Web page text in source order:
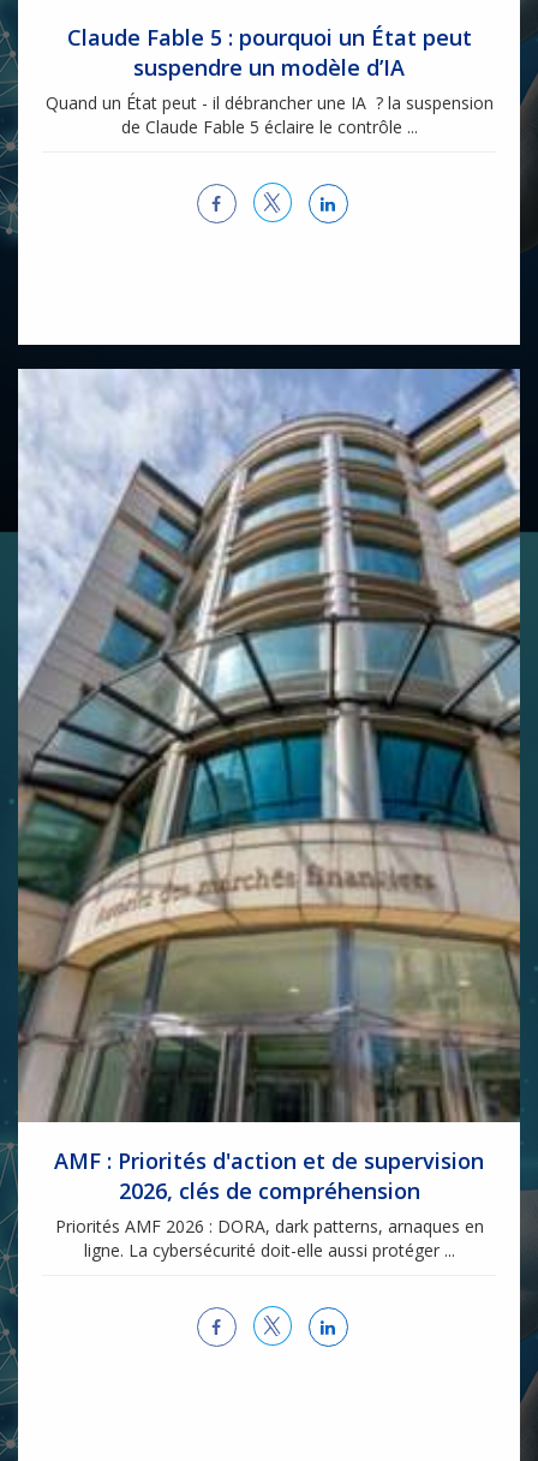
Claude Fable 5 : pourquoi un État peut
suspendre un modèle d’IA
Quand un État peut - il débrancher une IA ? la suspension
de Claude Fable 5 éclaire le contrôle ...
AMF : Priorités d'action et de supervision
2026, clés de compréhension
Priorités AMF 2026 : DORA, dark patterns, arnaques en
ligne. La cybersécurité doit-elle aussi protéger ...